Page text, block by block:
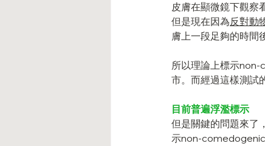
皮膚在顯微鏡下觀察
但是現在因為反對動
膚上一段足夠的時間
所以理論上標示non-
市。而經過這樣測試
目前普遍浮濫標示
但是關鍵的問題來了
示non-comedogenic